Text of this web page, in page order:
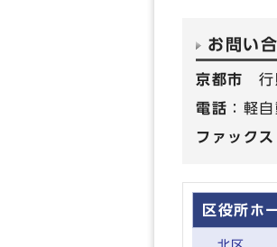
お問い
京都市
行
電話 ：軽
ファックス
区役所ホ
北区